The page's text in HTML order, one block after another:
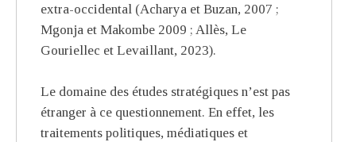
extra-occidental (Acharya et Buzan, 2007 ;
Mgonja et Makombe 2009 ; Allès, Le
Gouriellec et Levaillant, 2023).
Le domaine des études stratégiques n’est pas
étranger à ce questionnement. En effet, les
traitements politiques, médiatiques et